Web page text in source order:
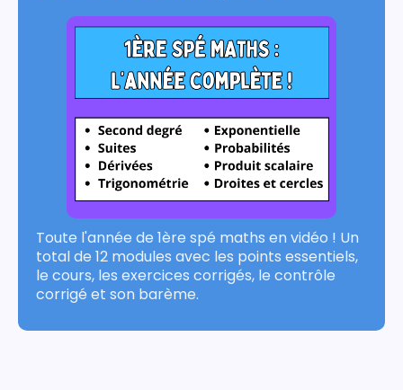
Toute l'année de 1ère spé maths en vidéo ! Un
total de 12 modules avec les points essentiels,
le cours, les exercices corrigés, le contrôle
corrigé et son barème.